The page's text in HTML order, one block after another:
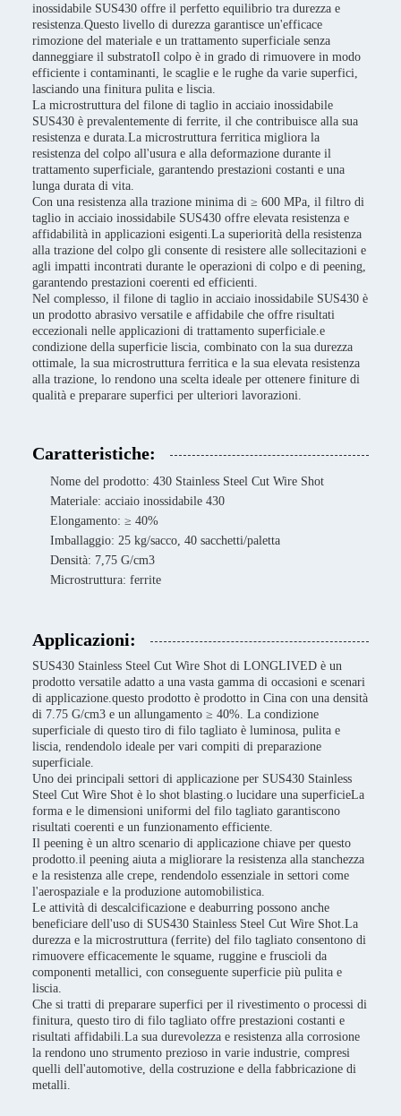
inossidabile SUS430 offre il perfetto equilibrio tra durezza e
resistenza.Questo livello di durezza garantisce un'efficace
rimozione del materiale e un trattamento superficiale senza
danneggiare il substratoIl colpo è in grado di rimuovere in modo
efficiente i contaminanti, le scaglie e le rughe da varie superfici,
lasciando una finitura pulita e liscia.
La microstruttura del filone di taglio in acciaio inossidabile
SUS430 è prevalentemente di ferrite, il che contribuisce alla sua
resistenza e durata.La microstruttura ferritica migliora la
resistenza del colpo all'usura e alla deformazione durante il
trattamento superficiale, garantendo prestazioni costanti e una
lunga durata di vita.
Con una resistenza alla trazione minima di ≥ 600 MPa, il filtro di
taglio in acciaio inossidabile SUS430 offre elevata resistenza e
affidabilità in applicazioni esigenti.La superiorità della resistenza
alla trazione del colpo gli consente di resistere alle sollecitazioni e
agli impatti incontrati durante le operazioni di colpo e di peening,
garantendo prestazioni coerenti ed efficienti.
Nel complesso, il filone di taglio in acciaio inossidabile SUS430 è
un prodotto abrasivo versatile e affidabile che offre risultati
eccezionali nelle applicazioni di trattamento superficiale.e
condizione della superficie liscia, combinato con la sua durezza
ottimale, la sua microstruttura ferritica e la sua elevata resistenza
alla trazione, lo rendono una scelta ideale per ottenere finiture di
qualità e preparare superfici per ulteriori lavorazioni.
Caratteristiche:
Nome del prodotto: 430 Stainless Steel Cut Wire Shot
Materiale: acciaio inossidabile 430
Elongamento: ≥ 40%
Imballaggio: 25 kg/sacco, 40 sacchetti/paletta
Densità: 7,75 G/cm3
Microstruttura: ferrite
Applicazioni:
SUS430 Stainless Steel Cut Wire Shot di LONGLIVED è un
prodotto versatile adatto a una vasta gamma di occasioni e scenari
di applicazione.questo prodotto è prodotto in Cina con una densità
di 7.75 G/cm3 e un allungamento ≥ 40%. La condizione
superficiale di questo tiro di filo tagliato è luminosa, pulita e
liscia, rendendolo ideale per vari compiti di preparazione
superficiale.
Uno dei principali settori di applicazione per SUS430 Stainless
Steel Cut Wire Shot è lo shot blasting.o lucidare una superficieLa
forma e le dimensioni uniformi del filo tagliato garantiscono
risultati coerenti e un funzionamento efficiente.
Il peening è un altro scenario di applicazione chiave per questo
prodotto.il peening aiuta a migliorare la resistenza alla stanchezza
e la resistenza alle crepe, rendendolo essenziale in settori come
l'aerospaziale e la produzione automobilistica.
Le attività di descalcificazione e deaburring possono anche
beneficiare dell'uso di SUS430 Stainless Steel Cut Wire Shot.La
durezza e la microstruttura (ferrite) del filo tagliato consentono di
rimuovere efficacemente le squame, ruggine e fruscioli da
componenti metallici, con conseguente superficie più pulita e
liscia.
Che si tratti di preparare superfici per il rivestimento o processi di
finitura, questo tiro di filo tagliato offre prestazioni costanti e
risultati affidabili.La sua durevolezza e resistenza alla corrosione
la rendono uno strumento prezioso in varie industrie, compresi
quelli dell'automotive, della costruzione e della fabbricazione di
metalli.